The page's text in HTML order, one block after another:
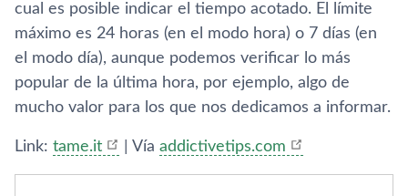
cual es posible indicar el tiempo acotado. El lí­mite
máximo es 24 horas (en el modo hora) o 7 dí­as (en
el modo dí­a), aunque podemos verificar lo más
popular de la última hora, por ejemplo, algo de
mucho valor para los que nos dedicamos a informar.
Link: tame.it | Ví­a addictivetips.com